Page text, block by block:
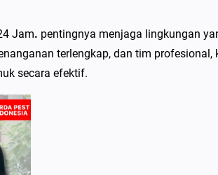
Jam. pentingnya menjaga lingkungan
terlengkap, dan tim profesional,
secara efektif.